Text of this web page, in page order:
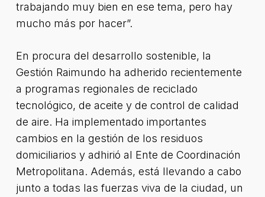
trabajando muy bien en ese tema, pero hay
mucho más por hacer”.
En procura del desarrollo sostenible, la
Gestión Raimundo ha adherido recientemente
a programas regionales de reciclado
tecnológico, de aceite y de control de calidad
de aire. Ha implementado importantes
cambios en la gestión de los residuos
domiciliarios y adhirió al Ente de Coordinación
Metropolitana. Además, está llevando a cabo
junto a todas las fuerzas viva de la ciudad, un